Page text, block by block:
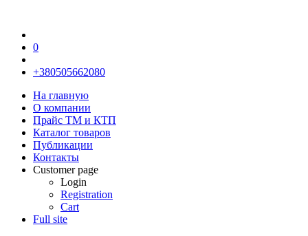
0
+380505662080
На главную
О компании
Прайс TM и КТП
Каталог товаров
Публикации
Контакты
Customer page
Login
Registration
Cart
Full site